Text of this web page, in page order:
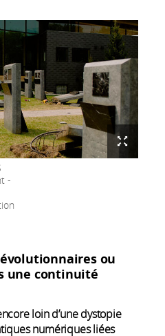
-
ou
une continuité
loin d’une dystopie
numériques liées